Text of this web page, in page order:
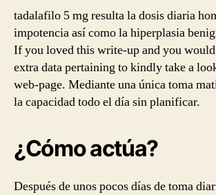
tadalafilo 5 mg resulta la dosis diaria
impotencia así como la hiperplasia
If you loved this write-up and you
extra data pertaining to kindly take a
web-page. Mediante una única toma
la capacidad todo el día sin planificar.
¿Cómo actúa?
Después de unos pocos días de toma